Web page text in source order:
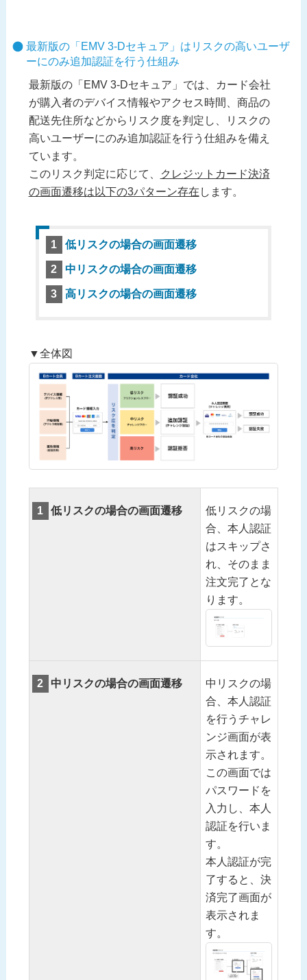
最新版の「EMV 3-Dセキュア」はリスクの高いユーザ
ーにのみ追加認証を行う仕組み
最新版の「EMV 3-Dセキュア」では、カード会社
が購入者のデバイス情報やアクセス時間、商品の
配送先住所などからリスク度を判定し、リスクの
高いユーザーにのみ追加認証を行う仕組みを備え
ています。
このリスク判定に応じて、
クレジットカード決済
の画面遷移は以下の3パターン存在 します。
低リスクの場合の画面遷移
中リスクの場合の画面遷移
高リスクの場合の画面遷移
▼全体図
1 低リスクの場合の画面遷移
低リスクの場
合、本人認証
はスキップさ
れ、そのまま
注文完了とな
ります。
2 中リスクの場合の画面遷移
中リスクの場
合、本人認証
を行うチャレ
ンジ画面が表
示されます。
この画面では
パスワードを
入力し、本人
認証を行いま
す。
本人認証が完
了すると、決
済完了画面が
表示されま
す。